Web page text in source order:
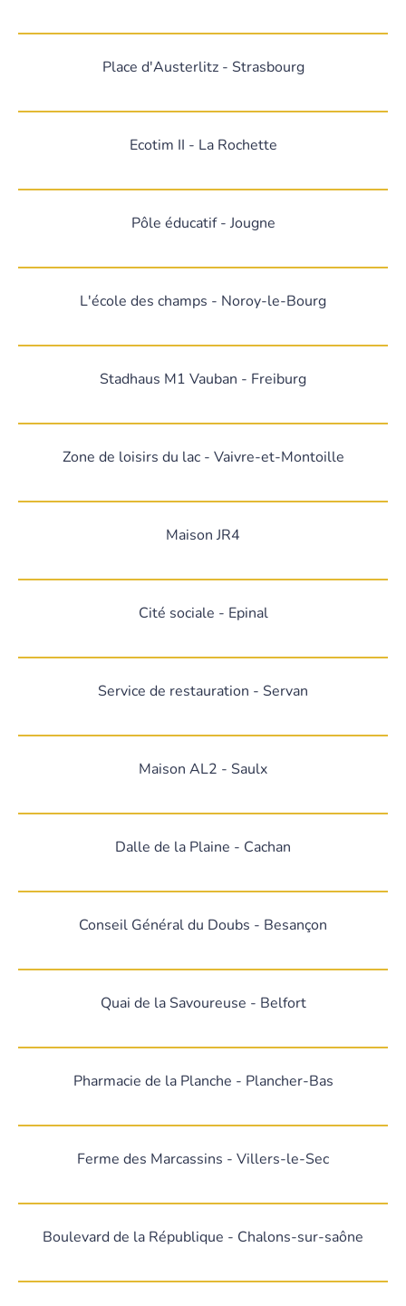
Place d'Austerlitz - Strasbourg
Ecotim II - La Rochette
Pôle éducatif - Jougne
L'école des champs - Noroy-le-Bourg
Stadhaus M1 Vauban - Freiburg
Zone de loisirs du lac - Vaivre-et-Montoille
Maison JR4
Cité sociale - Epinal
Service de restauration - Servan
Maison AL2 - Saulx
Dalle de la Plaine - Cachan
Conseil Général du Doubs - Besançon
Quai de la Savoureuse - Belfort
Pharmacie de la Planche - Plancher-Bas
Ferme des Marcassins - Villers-le-Sec
Boulevard de la République - Chalons-sur-saône